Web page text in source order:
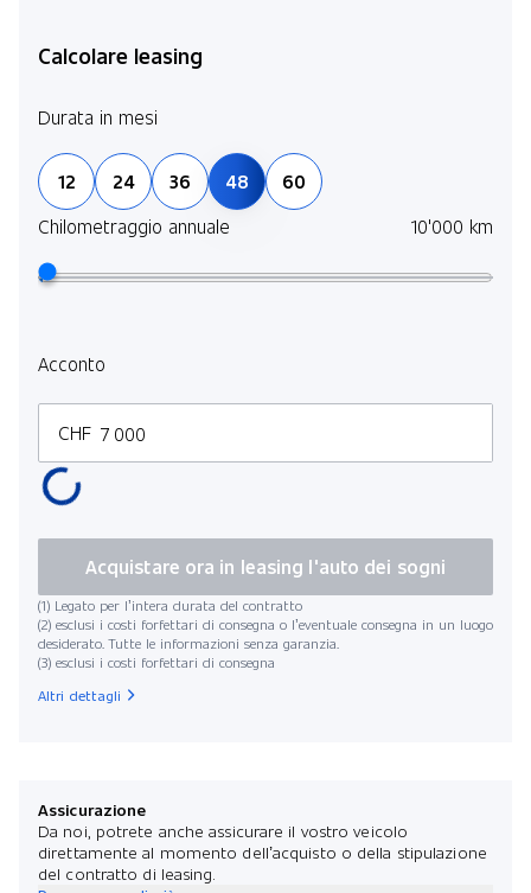
Calcolare leasing
Durata in mesi
12 24 36 48
60
Chilometraggio annuale
10'000 km
Acconto
CHF
(1) Legato per l’intera durata del contratto
(2) esclusi i costi forfettari di consegna o l’eventuale consegna in un luogo
desiderato. Tutte le informazioni senza garanzia.
(3) esclusi i costi forfettari di consegna
Acquistare ora in leasing l'auto dei sogni
Altri dettagli
Assicurazione
Da noi, potrete anche assicurare il vostro veicolo
direttamente al momento dell’acquisto o della stipulazione
del contratto di leasing.